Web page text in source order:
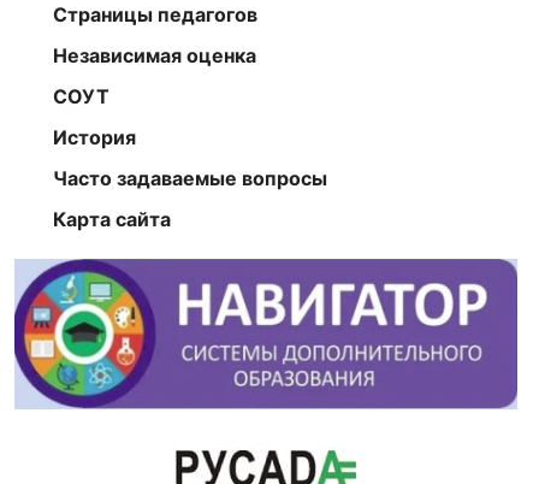
Страницы педагогов
Независимая оценка
СОУТ
История
Часто задаваемые вопросы
Карта сайта